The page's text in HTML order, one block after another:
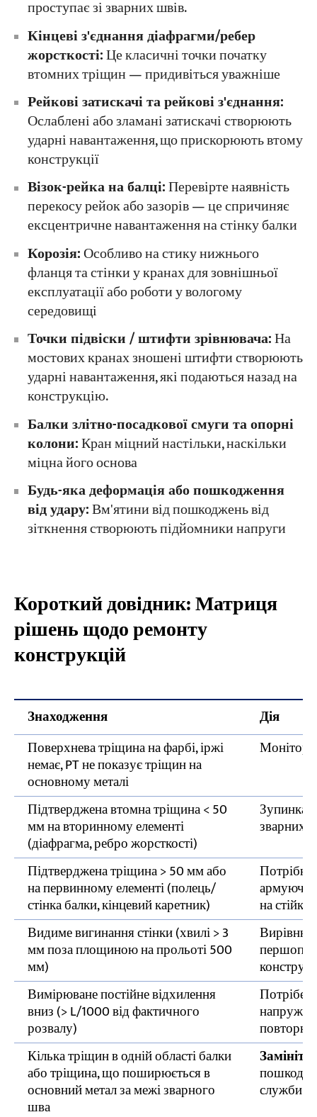
проступає зі зварних швів.
Кінцеві з'єднання діафрагми/ребер
жорсткості:Це класичні точки початку
втомних тріщин — придивіться уважніше
Рейкові затискачі та рейкові з'єднання:
Ослаблені або зламані затискачі створюють
ударні навантаження, що прискорюють втому
конструкції
Візок-рейка на балці:Перевірте наявність
перекосу рейок або зазорів — це спричиняє
ексцентричне навантаження на стінку балки
Корозія:Особливо на стику нижнього
фланця та стінки у кранах для зовнішньої
експлуатації або роботи у вологому
середовищі
Точки підвіски / штифти зрівнювача:На
мостових кранах зношені штифти створюють
ударні навантаження, які подаються назад на
конструкцію.
Балки злітно-посадкової смуги та опорні
колони:Кран міцний настільки, наскільки
міцна його основа
Будь-яка деформація або пошкодження
від удару:Вм'ятини від пошкоджень від
зіткнення створюють підйомники напруги
Короткий довідник: Матриця
рішень щодо ремонту
конструкцій
Знаходження
Дія
Поверхнева тріщина на фарбі, іржі
немає, PT не показує тріщин на
основному металі
Монітор
Підтверджена втомна тріщина < 50
мм на вторинному елементі
(діафрагма, ребро жорсткості)
Зупинка
зварних
Підтверджена тріщина > 50 мм або
на первинному елементі (полець/
стінка балки, кінцевий каретник)
Потрібна
армуюча
на
Видиме вигинання стінки (хвилі > 3
мм поза площиною на прольоті 500
мм)
Вимірюване постійне відхилення
вниз (> L/1000 від фактичного
розвалу)
Потрібен
повторне
Кілька тріщин в одній області балки
або тріщина, що поширюється в
основний метал за межі зварного
шва
служби